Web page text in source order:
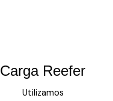
Carga Reefer
Utilizamos